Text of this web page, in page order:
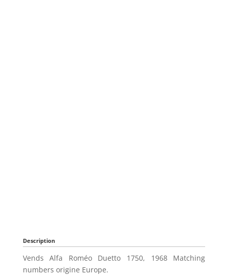
Description
Vends Alfa Roméo Duetto 1750, 1968 Matching
numbers origine Europe.